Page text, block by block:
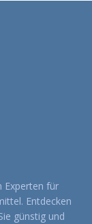
Experten für
Entdecken
günstig und